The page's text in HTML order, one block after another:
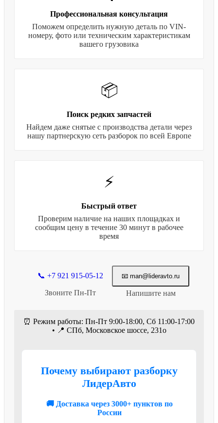
Профессиональная консультация
Поможем определить нужную деталь по VIN-
номеру, фото или техническим характеристикам
вашего грузовика
📦
Поиск редких запчастей
Найдем даже снятые с производства детали через
нашу партнерскую сеть разборок по всей Европе
⚡
Быстрый ответ
Проверим наличие на наших площадках и
сообщим цену в течение 30 минут в рабочее
время
📞 +7 921 915-05-12
Звоните Пн-Пт
📧 man@lideravto.ru
Напишите нам
⏰ Режим работы: Пн-Пт 9:00-18:00, Сб 11:00-17:00
• 📍 СПб, Московское шоссе, 231о
Почему выбирают разборку
ЛидерАвто
🚚 Доставка через 3000+ пунктов по
России